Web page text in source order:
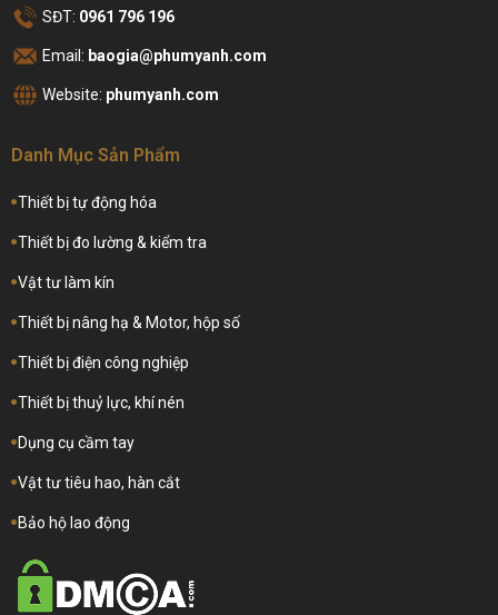
SĐT: 0961 796 196
Email: baogia@phumyanh.com
Website: phumyanh.com
Danh Mục Sản Phẩm
Thiết bị tự động hóa
Thiết bị đo lường & kiểm tra
Vật tư làm kín
Thiết bị nâng hạ & Motor, hộp số
Thiết bị điện công nghiệp
Thiết bị thuỷ lực, khí nén
Dụng cụ cầm tay
Vật tư tiêu hao, hàn cắt
Bảo hộ lao động